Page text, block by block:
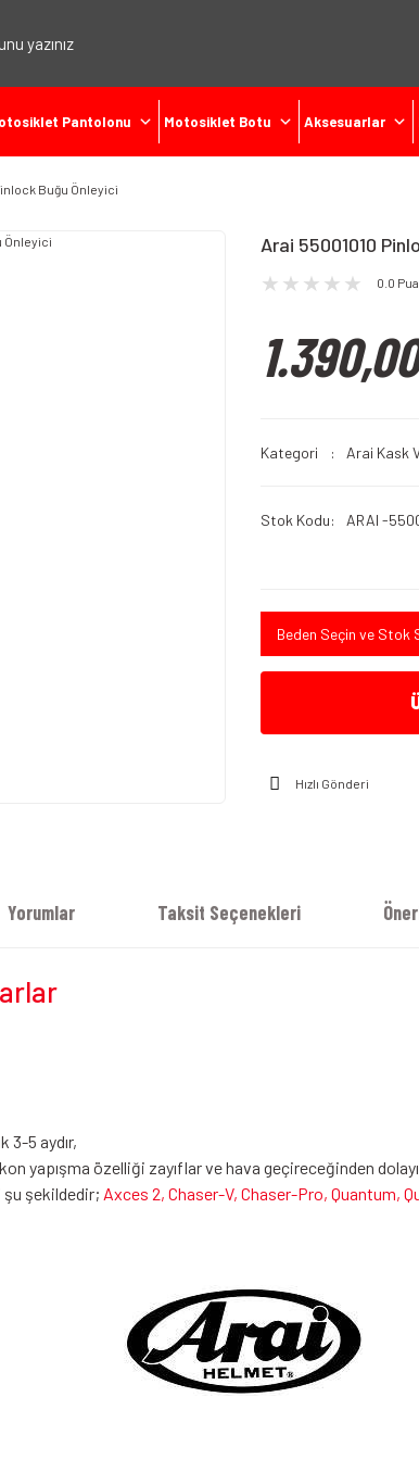
Pantolonu Motosiklet Botu Aksesuarlar
Buğu Önleyici
Arai 55001010
0.0
Kategori Arai Kask
Stok Kodu ARAI -
Beden Seçin ve Stok
Hızlı Gönderi
Yorumlar Taksit Seçenekleri
3-5 aydır,
yapışma özelliği zayıflar ve hava geçireceğinden
şu şekildedir; Axces 2, Chaser-V, Chaser-Pro, Quantum,